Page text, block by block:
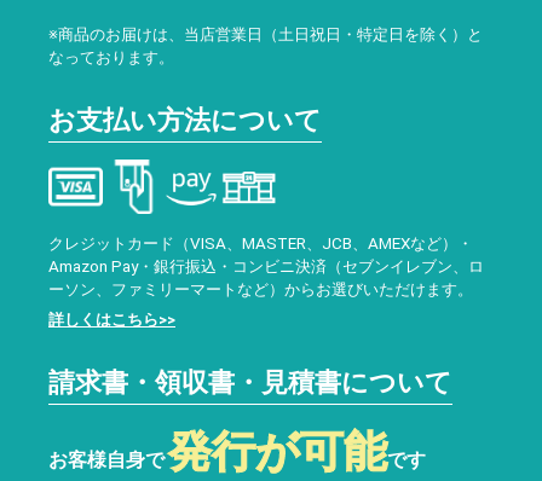
※商品のお届けは、当店営業日（土日祝日・特定日を除く）と
なっております。
お支払い方法について
クレジットカード（VISA、MASTER、JCB、AMEXなど）・
Amazon Pay・銀行振込・コンビニ決済（セブンイレブン、ロ
ーソン、ファミリーマートなど）からお選びいただけます。
詳しくはこちら>>
請求書・領収書・見積書について
お客様自身で発行が可能です